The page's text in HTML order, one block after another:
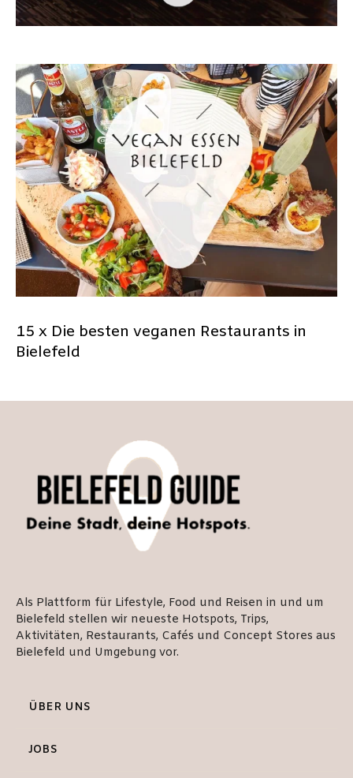
15 x Die besten veganen Restaurants in
Bielefeld
Als Plattform für Lifestyle, Food und Reisen in und um
Bielefeld stellen wir neueste Hotspots, Trips,
Aktivitäten, Restaurants, Cafés und Concept Stores aus
Bielefeld und Umgebung vor.
ÜBER UNS
JOBS